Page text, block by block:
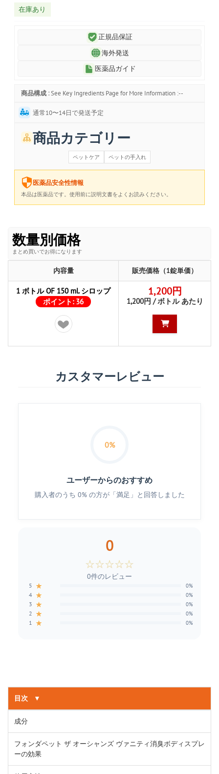
在庫あり
正規品保証
海外発送
医薬品ガイド
商品構成 : See Key Ingredients Page for More Information :--
通常10〜14日で発送予定
商品カテゴリー
ペットケア ペットの手入れ
医薬品安全性情報
本品は医薬品です。使用前に説明文書をよくお読みください。
数量別価格
まとめ買いでお得になります
内容量 販売価格（1錠単価）
1 ボトル OF 150 ml. シロップ
ポイント: 36
1,200円
1,200円 / ボトル あたり
カスタマーレビュー
0%
ユーザーからのおすすめ
購入者のうち 0% の方が「満足」と回答しました
0
☆☆☆☆☆
0件のレビュー
5 ★ 0%
4 ★ 0%
3 ★ 0%
2 ★ 0%
1 ★ 0%
目次 ▼
成分
フォンダペット ザ オーシャンズ ヴァニティ消臭ボディスプレ
ーの効果